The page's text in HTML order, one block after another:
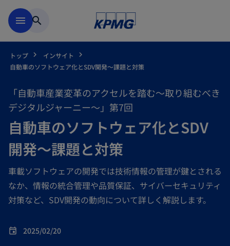
menu search
トップ
インサイト
自動車のソフトウェア化とSDV開発～課題と対策
「自動車産業変革のアクセルを踏む～取り組むべき
デジタルジャーニー～」第7回
自動車のソフトウェア化とSDV
開発～課題と対策
車載ソフトウェアの開発では技術情報の管理が鍵とされる
なか、情報の統合管理や品質保証、サイバーセキュリティ
対策など、SDV開発の動向について詳しく解説します。
event 2025/02/20